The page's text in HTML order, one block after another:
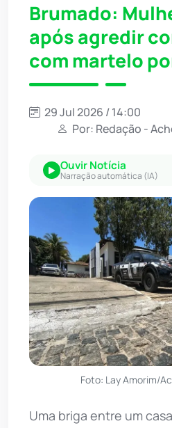
Brumado:
após agredir
com martelo
29 Jul 2026 / 14:00
Por: Redação -
Ouvir Notícia
Narração automática (IA)
Foto: Lay Amorim/
Uma briga entre um